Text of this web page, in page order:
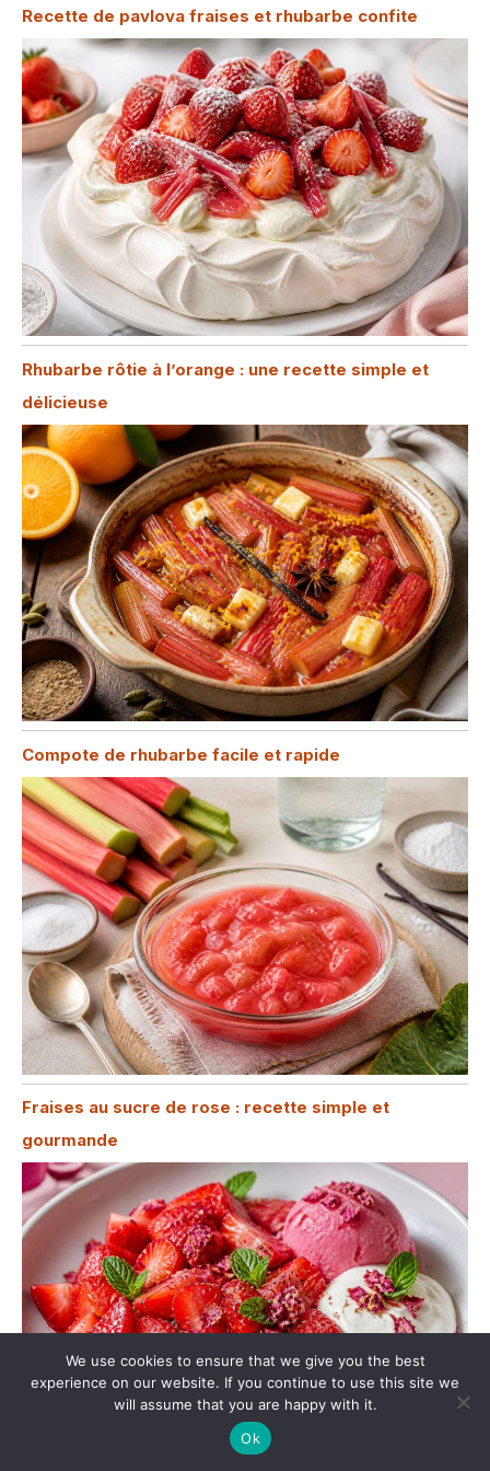
Recette de pavlova fraises et rhubarbe confite
Rhubarbe rôtie à l’orange : une recette simple et
délicieuse
Compote de rhubarbe facile et rapide
Fraises au sucre de rose : recette simple et
gourmande
We use cookies to ensure that we give you the best
experience on our website. If you continue to use this site we
will assume that you are happy with it.
Ok